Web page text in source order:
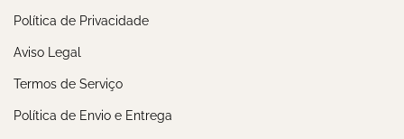
Política de Privacidade
Aviso Legal
Termos de Serviço
Política de Envio e Entrega